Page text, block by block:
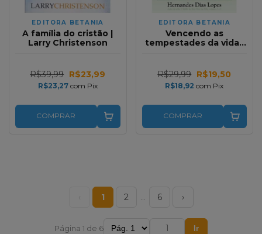
EDITORA BETANIA
A família do cristão |
Larry Christenson
R$39,99 R$23,99
R$23,27 com Pix
COMPRAR
EDITORA BETANIA
Vencendo as
tempestades da vida |
R$29,99 R$19,50
R$18,92com Pix
COMPRAR
1 2 … 6 ›
Página 1 de 6 Ir